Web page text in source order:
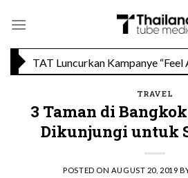
TRAVEL
3 Taman di
Dikunjungi untuk
POSTED ON AUGUST 20, 2019